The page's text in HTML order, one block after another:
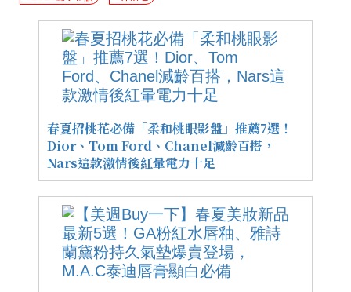
春夏招桃花必備「柔和桃眼影盤」推薦7選！
Dior、Tom Ford、Chanel減齡百搭，
Nars這款激情後紅暈電力十足